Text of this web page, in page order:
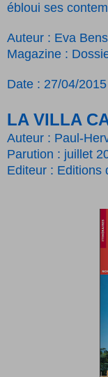
ébloui ses
Auteur : Eva
Magazine :
Date : 27/04/2015
LA VILLA
Auteur : Paul-
Parution : juillet
Editeur : Editions